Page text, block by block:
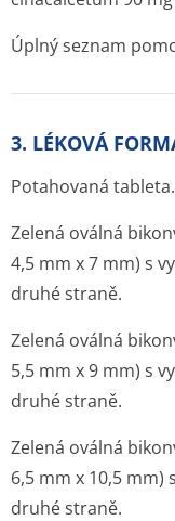
Úplný seznam
3. LÉKOVÁ
Potahovaná tableta.
Zelená oválná
4,5 mm x 7 mm) s
druhé straně.
Zelená oválná
5,5 mm x 9 mm) s
druhé straně.
Zelená oválná
6,5 mm x 10,5 mm)
druhé straně.